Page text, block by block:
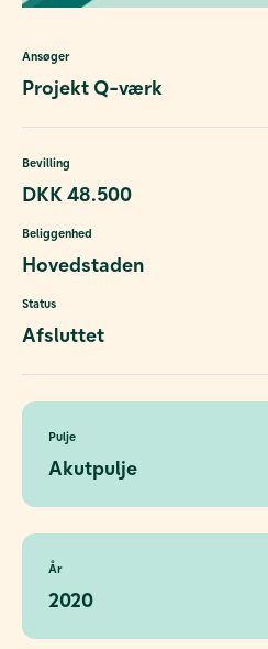
Ansøger
Projekt Q-værk
Bevilling
DKK 48.500
Beliggenhed
Hovedstaden
Status
Afsluttet
Pulje
Akutpulje
År
2020